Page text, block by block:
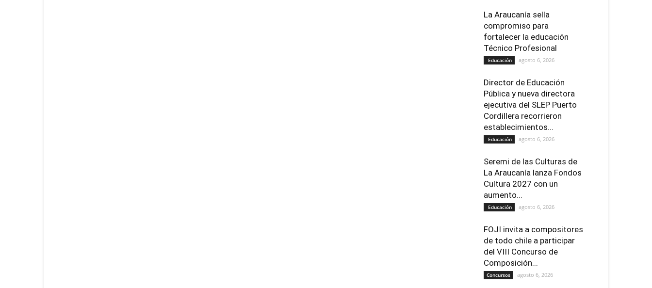
La Araucanía sella
compromiso para
fortalecer la educación
Técnico Profesional
Educación agosto 6, 2026
Director de Educación
Pública y nueva directora
ejecutiva del SLEP Puerto
Cordillera recorrieron
establecimientos...
Educación agosto 6, 2026
Seremi de las Culturas de
La Araucanía lanza Fondos
Cultura 2027 con un
aumento...
Educación agosto 6, 2026
FOJI invita a compositores
de todo chile a participar
del VIII Concurso de
Composición...
Concursos agosto 6, 2026